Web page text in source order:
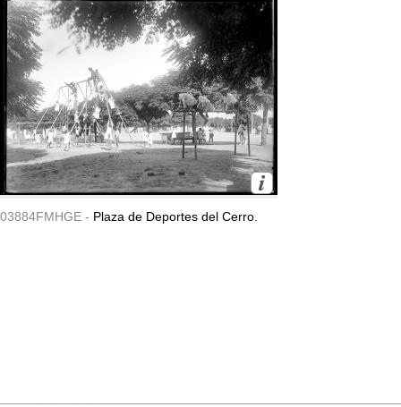
03884FMHGE - Plaza de Deportes del Cerro.